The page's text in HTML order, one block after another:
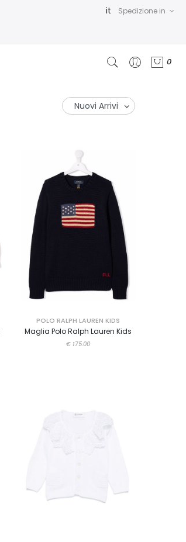
it Spedizione in
0
POLO RALPH LAUREN KIDS
Maglia Polo Ralph Lauren Kids
€ 175.00